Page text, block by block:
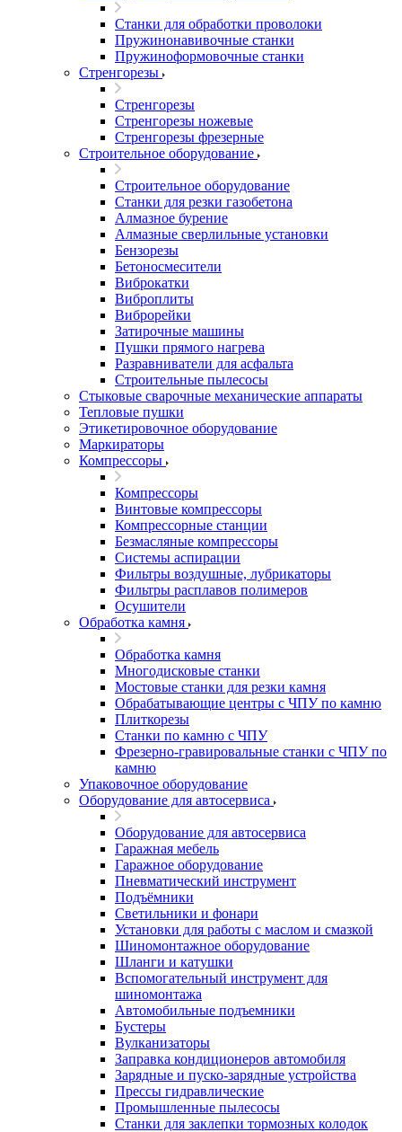
Станки для обработки проволоки
Пружинонавивочные станки
Пружиноформовочные станки
Стренгорезы
Стренгорезы
Стренгорезы ножевые
Стренгорезы фрезерные
Строительное оборудование
Строительное оборудование
Станки для резки газобетона
Алмазное бурение
Алмазные сверлильные установки
Бензорезы
Бетоносмесители
Виброкатки
Виброплиты
Виброрейки
Затирочные машины
Пушки прямого нагрева
Разравниватели для асфальта
Строительные пылесосы
Стыковые сварочные механические аппараты
Тепловые пушки
Этикетировочное оборудование
Маркираторы
Компрессоры
Компрессоры
Винтовые компрессоры
Компрессорные станции
Безмасляные компрессоры
Системы аспирации
Фильтры воздушные, лубрикаторы
Фильтры расплавов полимеров
Осушители
Обработка камня
Обработка камня
Многодисковые станки
Мостовые станки для резки камня
Обрабатывающие центры с ЧПУ по камню
Плиткорезы
Станки по камню с ЧПУ
Фрезерно-гравировальные станки с ЧПУ по
камню
Упаковочное оборудование
Оборудование для автосервиса
Оборудование для автосервиса
Гаражная мебель
Гаражное оборудование
Пневматический инструмент
Подъёмники
Светильники и фонари
Установки для работы с маслом и смазкой
Шиномонтажное оборудование
Шланги и катушки
Вспомогательный инструмент для
шиномонтажа
Автомобильные подъемники
Бустеры
Вулканизаторы
Заправка кондиционеров автомобиля
Зарядные и пуско-зарядные устройства
Прессы гидравлические
Промышленные пылесосы
Станки для заклепки тормозных колодок